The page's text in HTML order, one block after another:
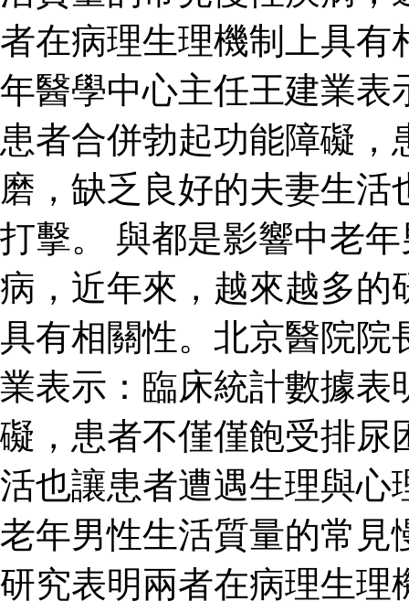
者在病理生理機制上具有
年醫學中心主任王建業表
患者合併勃起功能障礙
磨，缺乏良好的夫妻生
打擊。 與都是影響中老
病，近年來，越來越多的
具有相關性。北京醫院院
業表示：臨床統計數據表
礙，患者不僅僅飽受排尿
活也讓患者遭遇生理與心
老年男性生活質量的常見
研究表明兩者在病理生理